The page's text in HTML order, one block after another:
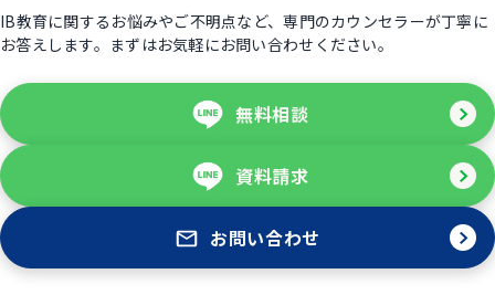
IB教育に関するお悩みやご不明点など、専門のカウンセラーが丁寧に
お答えします。まずはお気軽にお問い合わせください。
無料相談
資料請求
お問い合わせ